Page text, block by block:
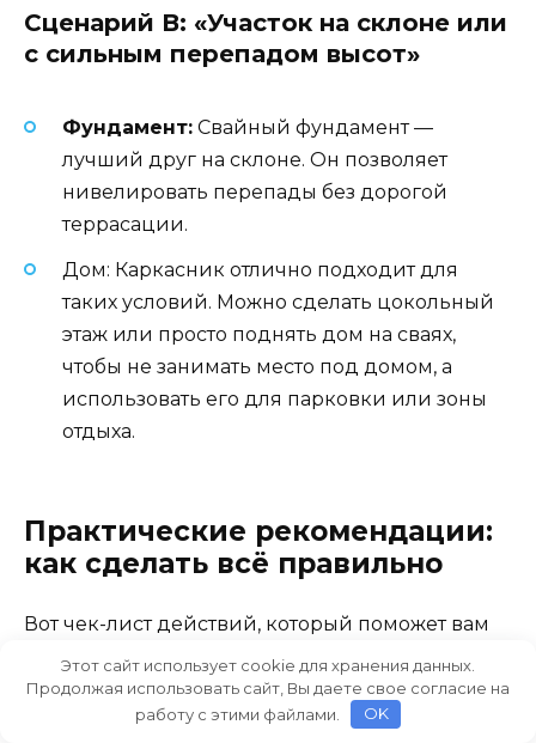
Сценарий В: «Участок на склоне или
с сильным перепадом высот»
Фундамент: Свайный фундамент —
лучший друг на склоне. Он позволяет
нивелировать перепады без дорогой
террасации.
Дом: Каркасник отлично подходит для
таких условий. Можно сделать цокольный
этаж или просто поднять дом на сваях,
чтобы не занимать место под домом, а
использовать его для парковки или зоны
отдыха.
Практические рекомендации:
как сделать всё правильно
Вот чек-лист действий, который поможет вам
не запутаться:
Уберите мусор, пни,
Этот сайт использует cookie для хранения данных.
Продолжая использовать сайт, Вы даете свое согласие на
работу с этими файлами.
OK